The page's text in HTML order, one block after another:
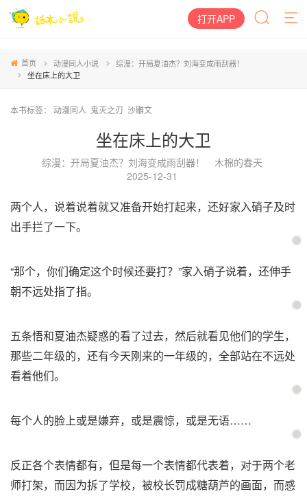
打开APP
首页 动漫同人小说
综漫：开局夏油杰？刘海变成雨刮器！
坐在床上的大卫
本书标签： 动漫同人 鬼灭之刃 沙雕文
坐在床上的大卫
综漫：开局夏油杰？刘海变成雨刮器！
木棉的春天
2025-12-31
两个人，说着说着就又准备开始打起来，还好家入硝子及时
出手拦了一下。
“那个，你们确定这个时候还要打？”家入硝子说着，还伸手
朝不远处指了指。
五条悟和夏油杰疑惑的看了过去，然后就看见他们的学生，
那些二年级的，还有今天刚来的一年级的，全部站在不远处
看着他们。
每个人的脸上或是嫌弃，或是震惊，或是无语……
反正各个表情都有，但是每一个表情都代表着，对于两个老
师打架，而因为拆了学校，被校长罚成糖葫芦的画面，而感